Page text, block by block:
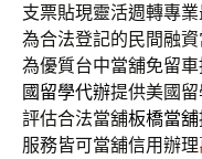
支票貼現靈活週轉專
為合法登記的民間融
為優質台中當舖免留
國留學代辦提供美國
評估合法當舖板橋當舖
服務皆可當舖信用辦理